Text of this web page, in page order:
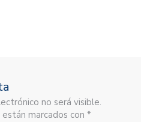
no será visible.
marcados con *